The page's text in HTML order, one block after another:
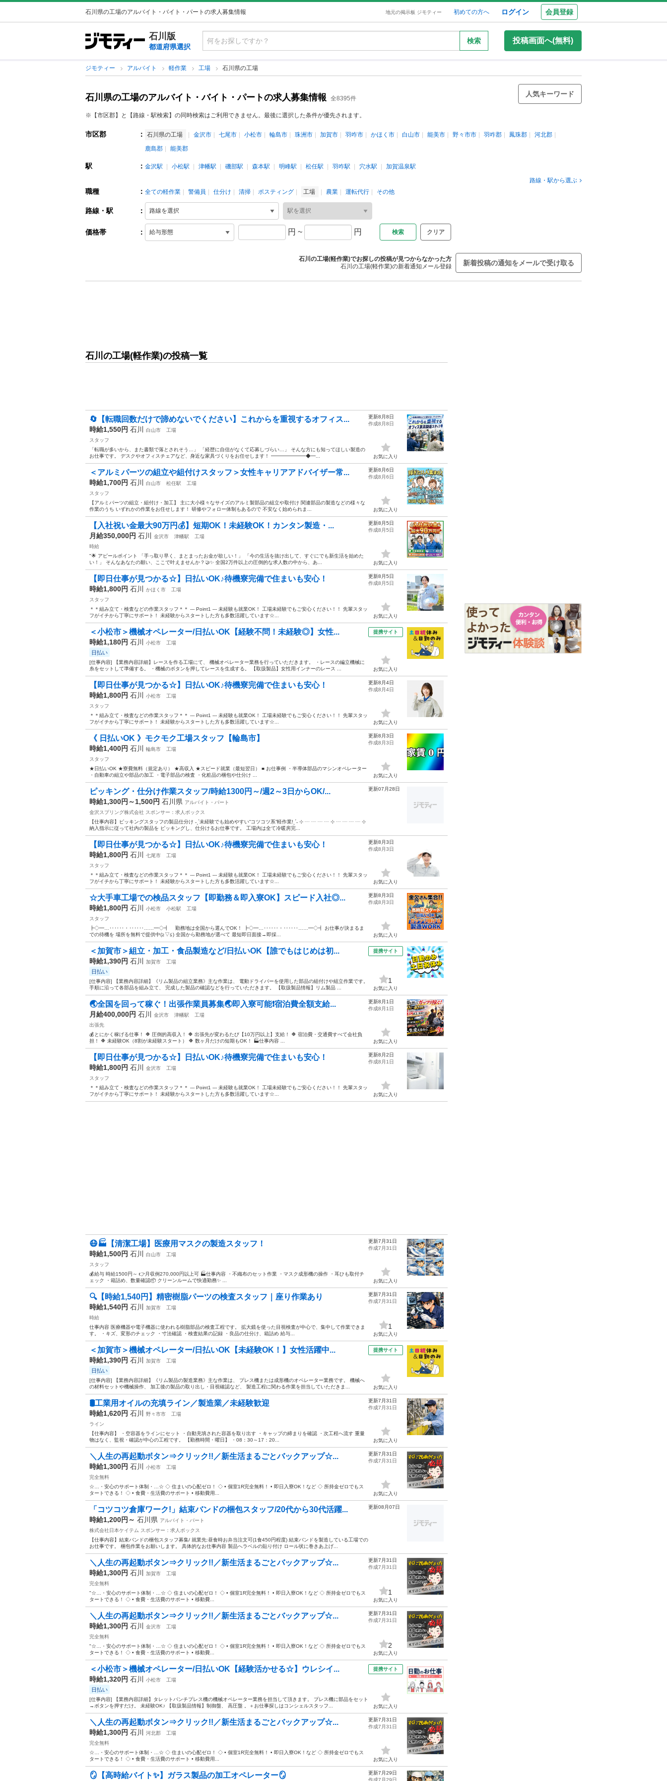
石川県の工場のアルバイト・バイト・パートの求人募集情報 地元の掲示板 ジモティー 初めての方へ ログイン 会員登録
石川版
都道府県選択
検索 投稿画面へ(無料)
ジモティー アルバイト 軽作業 工場 石川県の工場
石川県の工場のアルバイト・バイト・パートの求人募集情報 全8395件
人気キーワード
※【市区郡】と【路線・駅検索】の同時検索はご利用できません。最後に選択した条件が優先されます。
市区郡 ： 石川県の工場 金沢市 七尾市 小松市 輪島市 珠洲市 加賀市 羽咋市 かほく市 白山市 能美市 野々市市 羽咋郡 鳳珠郡
河北郡
鹿島郡
能美郡
駅 ： 金沢駅 小松駅 津幡駅 磯部駅 森本駅 明峰駅 松任駅 羽咋駅 穴水駅
加賀温泉駅
路線・駅から選ぶ
職種 ： 全ての軽作業 警備員 仕分け 清掃 ポスティング 工場 農業 運転代行 その他
路線・駅 ：
価格帯 ： 円 ~ 円 クリア
石川の工場(軽作業)でお探しの投稿が見つからなかった方
石川の工場(軽作業)の新着通知メール登録
新着投稿の通知をメールで受け取る
石川の工場(軽作業)の投稿一覧
🔄【転職回数だけで諦めないでください】これからを重視するオフィス...
時給1,550円 石川 白山市
工場
スタッフ
「転職が多いから、また書類で落とされそう…」 「経歴に自信がなくて応募しづらい…」 そんな方にも知ってほしい製造の
お仕事です。 デスクやオフィスチェアなど、身近な家具づくりをお任せします！ ━━━━━━━◆━...
更新8月8日
作成8月8日
お気に入り
＜アルミパーツの組立や組付けスタッフ＞女性キャリアアドバイザー常...
時給1,700円 石川 白山市 松任駅
工場
スタッフ
【アルミパーツの組立・組付け・加工】 主に大小様々なサイズのアルミ製部品の組立や取付け 関連部品の製造などの様々な
作業のうち いずれかの作業をお任せします！ 研修やフォロー体制もあるので 不安なく始められま...
更新8月6日
作成8月6日
お気に入り
【入社祝い金最大90万円💰】短期OK！未経験OK！カンタン製造・...
月給350,000円 石川 金沢市 津幡駅
工場
時給
"🌟 アピールポイント 「手っ取り早く、まとまったお金が欲しい！」 「今の生活を抜け出して、すぐにでも新生活を始めた
い！」 そんなあなたの願い、ここで叶えませんか？🤝✨ 全国2万件以上の圧倒的な求人数の中から、あ...
更新8月5日
作成8月5日
お気に入り
【即日仕事が見つかる☆】日払いOK♪待機寮完備で住まいも安心！
時給1,800円 石川 かほく市
工場
スタッフ
＊＊組み立て・検査などの作業スタッフ＊＊ --- Point1 --- 未経験も就業OK！ 工場未経験でもご安心ください！！ 先輩スタッ
フがイチから丁寧にサポート！ 未経験からスタートした方も多数活躍しています☆...
更新8月5日
作成8月5日
お気に入り
＜小松市＞機械オペレーター/日払いOK【経験不問！未経験◎】女性...
時給1,180円 石川 小松市 工場
日払い
[仕事内容] 【業務内容詳細】レースを作る工場にて、 機械オペレーター業務を行っていただきます。 ・レースの編立機械に
糸をセットして準備する。 ・機械のボタンを押してレースを生成する。 【取扱製品】女性用インナーのレース ...
提携サイト
お気に入り
【即日仕事が見つかる☆】日払いOK♪待機寮完備で住まいも安心！
時給1,800円 石川 小松市
工場
スタッフ
＊＊組み立て・検査などの作業スタッフ＊＊ --- Point1 --- 未経験も就業OK！ 工場未経験でもご安心ください！！ 先輩スタッ
フがイチから丁寧にサポート！ 未経験からスタートした方も多数活躍しています☆...
更新8月4日
作成8月4日
お気に入り
《 日払いOK 》モクモク工場スタッフ【輪島市】
時給1,400円 石川 輪島市
工場
スタッフ
★日払いOK ★寮費無料（規定あり） ★高収入 ★スピード就業（最短翌日） ■ お仕事例 ・半導体部品のマシンオペレーター
・自動車の組立や部品の加工 ・電子部品の検査 ・化粧品の梱包や仕分け ...
更新8月3日
作成8月3日
お気に入り
ピッキング・仕分け作業スタッフ/時給1300円～/週2～3日からOK/...
時給1,300円～1,500円 石川県 アルバイト・パート
金沢スプリング株式会社 スポンサー：求人ボックス
【仕事内容】ピッキングスタッフの製品仕分け ˗ˏˋ未経験でも始めやすい“コツコツ系”軽作業!ˎˊ˗ ⊹ ┈ ┈ ┈ ┈ ⊹ ┈ ┈ ┈ ┈ ⊹
納入指示に従って社内の製品を ピッキングし、仕分けるお仕事です。 工場内は全て冷暖房完...
更新07月28日
【即日仕事が見つかる☆】日払いOK♪待機寮完備で住まいも安心！
時給1,800円 石川 七尾市
工場
スタッフ
＊＊組み立て・検査などの作業スタッフ＊＊ --- Point1 --- 未経験も就業OK！ 工場未経験でもご安心ください！！ 先輩スタッ
フがイチから丁寧にサポート！ 未経験からスタートした方も多数活躍しています☆...
更新8月3日
作成8月3日
お気に入り
☆大手車工場での検品スタッフ【即勤務＆即入寮OK】スピード入社◎...
時給1,800円 石川 小松市 小松駅
工場
スタッフ
┣◇━…‥‥‥・‥‥‥……━◇┫ 勤務地は全国から選んでOK！ ┣◇━…‥‥‥・‥‥‥……━◇┫ お仕事が決まるま
での待機を 場所を無料で提供中(≧▽≦) 全国から勤務地が選べて 最短即日面接→即採...
更新8月3日
作成8月3日
お気に入り
＜加賀市＞組立・加工・食品製造など/日払いOK【誰でもはじめは初...
時給1,390円 石川 加賀市 工場
日払い
[仕事内容] 【業務内容詳細】《リム製品の組立業務》主な作業は、 電動ドライバーを使用した部品の組付けや組立作業です。
手順に沿って各部品を組み立て、 完成した製品の確認などを行っていただきます。 【取扱製品情報】リム製品 ...
提携サイト
1
お気に入り
🌏全国を回って稼ぐ！出張作業員募集🌏即入寮可能❗️宿泊費全額支給...
月給400,000円 石川 金沢市 津幡駅
工場
出張先
💰とにかく稼げる仕事！ 🔶 圧倒的高収入！ 🔶 出張先が変わるたび【10万円以上】支給！ 🔶 宿泊費・交通費すべて会社負
担！ 🔶 未経験OK（8割が未経験スタート） 🔶 数ヶ月だけの短期もOK！ 🏭仕事内容 ...
更新8月1日
作成8月1日
お気に入り
【即日仕事が見つかる☆】日払いOK♪待機寮完備で住まいも安心！
時給1,800円 石川 金沢市
工場
スタッフ
＊＊組み立て・検査などの作業スタッフ＊＊ --- Point1 --- 未経験も就業OK！ 工場未経験でもご安心ください！！ 先輩スタッ
フがイチから丁寧にサポート！ 未経験からスタートした方も多数活躍しています☆...
更新8月2日
作成8月1日
お気に入り
😷🏭【清潔工場】医療用マスクの製造スタッフ！
時給1,500円 石川 白山市
工場
スタッフ
💰給与 時給1500円～ 👉月収例270,000円以上可 🏭仕事内容 ・不織布のセット作業 ・マスク成形機の操作 ・耳ひも取付チ
ェック ・箱詰め、数量確認📦 クリーンルームで快適勤務✨ ...
更新7月31日
作成7月31日
お気に入り
🔍【時給1,540円】精密樹脂パーツの検査スタッフ｜座り作業あり
時給1,540円 石川 加賀市
工場
時給
仕事内容 医療機器や電子機器に使われる樹脂部品の検査工程です。 拡大鏡を使った目視検査が中心で、集中して作業できま
す。 ・キズ、変形のチェック ・寸法確認 ・検査結果の記録 ・良品の仕分け、箱詰め 給与...
更新7月31日
作成7月31日
1
お気に入り
＜加賀市＞機械オペレーター/日払いOK【未経験OK！】女性活躍中...
時給1,390円 石川 加賀市 工場
日払い
[仕事内容] 【業務内容詳細】《リム製品の製造業務》主な作業は、 プレス機または成形機のオペレーター業務です。 機械へ
の材料セットや機械操作、 加工後の製品の取り出し・目視確認など、 製造工程に関わる作業を担当していただきま...
提携サイト
お気に入り
🛢️工業用オイルの充填ライン／製造業／未経験歓迎
時給1,620円 石川 野々市市
工場
ライン
【仕事内容】 ・空容器をラインにセット ・自動充填された容器を取り出す ・キャップの締まりを確認 ・次工程へ流す 重量
物はなく、監視・確認が中心の工程です。 【勤務時間・曜日】 ・08：30～17：20...
更新7月31日
作成7月31日
お気に入り
＼人生の再起動ボタン⇒クリック!!／新生活まるごとバックアップ☆...
時給1,300円 石川 小松市
工場
完全無料
☆…・安心のサポート体制・…☆ ◇ 住まいの心配ゼロ！ ◇ • 個室1R完全無料！ • 即日入寮OK！など ◇ 所持金ゼロでもス
タートできる！ ◇ • 食費・生活費のサポート • 移動費用...
更新7月31日
作成7月31日
お気に入り
「コツコツ倉庫ワーク!」結束バンドの梱包スタッフ/20代から30代活躍...
時給1,200円～ 石川県 アルバイト・パート
株式会社日本ケイテム スポンサー：求人ボックス
【仕事内容】結束バンドの梱包スタッフ募集/ 就業先:昼食時お弁当注文可(1食450円程度) 結束バンドを製造している工場での
お仕事です。 梱包作業をお願いします。 具体的なお仕事内容 製品へラベルの貼り付け ロール状に巻きあ上げ...
更新08月07日
＼人生の再起動ボタン⇒クリック!!／新生活まるごとバックアップ☆...
時給1,300円 石川 加賀市
工場
完全無料
"☆…・安心のサポート体制・…☆ ◇ 住まいの心配ゼロ！ ◇ • 個室1R完全無料！ • 即日入寮OK！など ◇ 所持金ゼロでもス
タートできる！ ◇ • 食費・生活費のサポート • 移動費...
更新7月31日
作成7月31日
1
お気に入り
＼人生の再起動ボタン⇒クリック!!／新生活まるごとバックアップ☆...
時給1,300円 石川 金沢市
工場
完全無料
"☆…・安心のサポート体制・…☆ ◇ 住まいの心配ゼロ！ ◇ • 個室1R完全無料！ • 即日入寮OK！など ◇ 所持金ゼロでもス
タートできる！ ◇ • 食費・生活費のサポート • 移動費...
更新7月31日
作成7月31日
2
お気に入り
＜小松市＞機械オペレーター/日払いOK【経験活かせる☆】ウレシイ...
時給1,320円 石川 小松市 工場
日払い
[仕事内容] 【業務内容詳細】タレットパンチプレス機の機械オペレーター業務を担当して頂きます。 プレス機に部品をセット
→ボタンを押すだけ。 未経験OK♪ 【取扱製品情報】制御盤、 高圧盤 。＋お仕事探しはコンシェルスタッフ...
提携サイト
お気に入り
＼人生の再起動ボタン⇒クリック!!／新生活まるごとバックアップ☆...
時給1,300円 石川 河北郡
工場
完全無料
☆…・安心のサポート体制・…☆ ◇ 住まいの心配ゼロ！ ◇ • 個室1R完全無料！ • 即日入寮OK！など ◇ 所持金ゼロでもス
タートできる！ ◇ • 食費・生活費のサポート • 移動費用...
更新7月31日
作成7月31日
お気に入り
🪞【高時給バイト✨】ガラス製品の加工オペレーター🪞
更新7月29日
作成7月29日